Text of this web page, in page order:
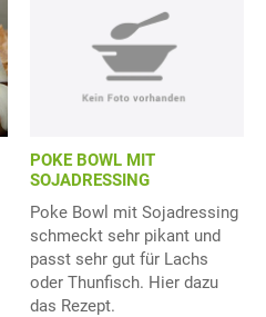
POKE BOWL MIT
SOJADRESSING
Poke Bowl mit Sojadressing
schmeckt sehr pikant und
passt sehr gut für Lachs
oder Thunfisch. Hier dazu
das Rezept.